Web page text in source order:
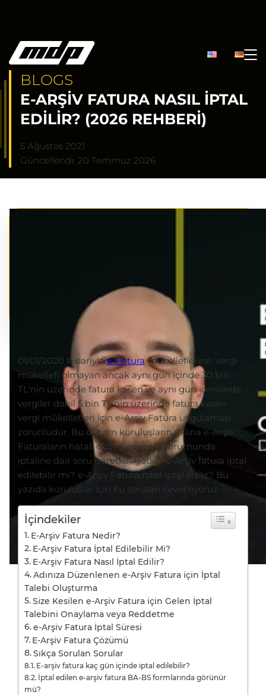
BLOGS
E-ARŞIV FATURA NASIL İPTAL
EDILIR? (2026 REHBERI)
5 Ağustos 2021
Güncellendi: 20 Temmuz 2026
01/01/2020 itibarıylae-Faturamükelleflerine, vergi
mükellefi olmayan ancak aynı gün içinde 30 bin
TL'nin üzerinde fatura kesen ve aynı gün içerisinde
vergiler dahil 5 bin TL'nin üzerinde fatura kesen
vergi mükellefleri için e-Arşiv Fatura uygulaması
zorunludur. Bu durum kuruluşların aklına e-Arşiv
Faturaların hatalı düzenlenmesi durumunda
iptaline dair soru işaretleri getirir. e-Arşiv fatura iptal
edilebilir mi? e-Arşiv Fatura nasıl iptal edilir? Bu
yazıda kuruluşlar için bu soruları cevaplıyoruz.
İçindekiler
E-Arşiv Fatura Nedir?
E-Arşiv Fatura İptal Edilebilir Mi?
E-Arşiv Fatura Nasıl İptal Edilir?
Adınıza Düzenlenen e-Arşiv Fatura için İptal
Talebi Oluşturma
Size Kesilen e-Arşiv Fatura için Gelen İptal
Talebini Onaylama veya Reddetme
e-Arşiv Fatura İptal Süresi
E-Arşiv Fatura Çözümü
Sıkça Sorulan Sorular
E-arşiv fatura kaç gün içinde iptal edilebilir?
İptal edilen e-arşiv fatura BA-BS formlarında görünür
mü?